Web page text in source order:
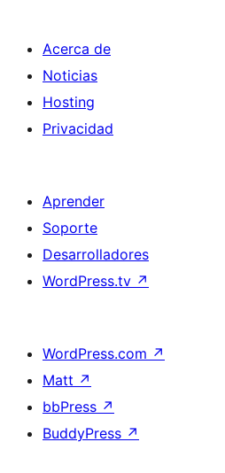
Acerca de
Noticias
Hosting
Privacidad
Aprender
Soporte
Desarrolladores
WordPress.tv ↗
WordPress.com ↗
Matt ↗
bbPress ↗
BuddyPress ↗